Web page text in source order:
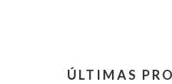
ÚLTIMAS